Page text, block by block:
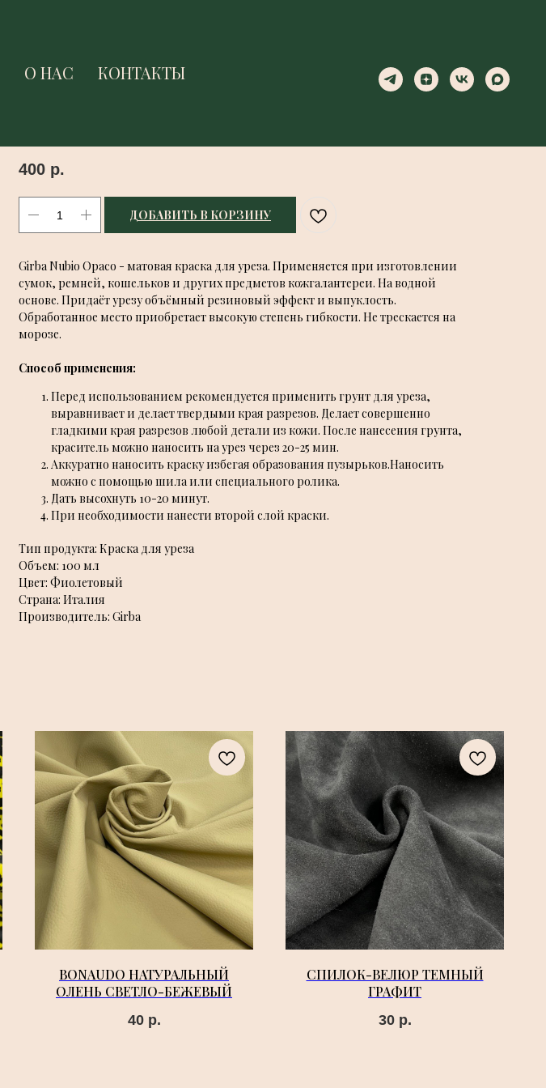
О НАС КОНТАКТЫ
400 р.
ДОБАВИТЬ В КОРЗИНУ
Girba Nubio Opaco - матовая краска для уреза. Применяется при изготовлении
сумок, ремней, кошельков и других предметов кожгалантереи. На водной
основе. Придаёт урезу объёмный резиновый эффект и выпуклость.
Обработанное место приобретает высокую степень гибкости. Не трескается на
морозе.
Способ применения:
Перед использованием рекомендуется применить грунт для уреза,
выравнивает и делает твердыми края разрезов. Делает совершенно
гладкими края разрезов любой детали из кожи. После нанесения грунта,
краситель можно наносить на урез через 20-25 мин.
Аккуратно наносить краску избегая образования пузырьков.Наносить
можно с помощью шила или специального ролика.
Дать высохнуть 10-20 минут.
При необходимости нанести второй слой краски.
Тип продукта: Краска для уреза
Объем: 100 мл
Цвет: Фиолетовый
Страна: Италия
Производитель: Girba
BONAUDO НАТУРАЛЬНЫЙ
ОЛЕНЬ СВЕТЛО-БЕЖЕВЫЙ
40 р.
СПИЛОК-ВЕЛЮР ТЕМНЫЙ
ГРАФИТ
30 р.
О НАС КОНТАКТЫ